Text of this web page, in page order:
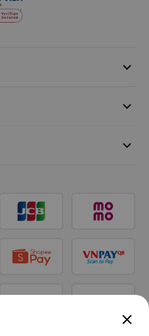
keyboard_arrow_down
keyboard_arrow_down
keyboard_arrow_down
close